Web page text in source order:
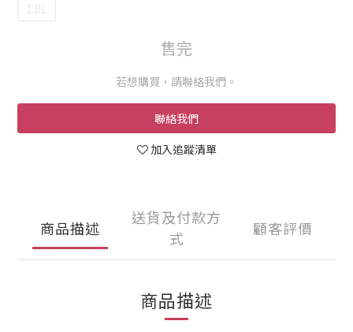
1.8L
售完
若想購買，請聯絡我們。
聯絡我們
加入追蹤清單
商品描述
送貨及付款方
式
顧客評價
商品描述